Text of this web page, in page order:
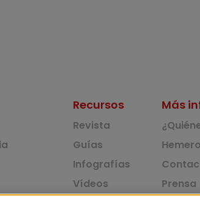
Recursos
Revista
Guías
Infografías
Vídeos
Más
Prensa